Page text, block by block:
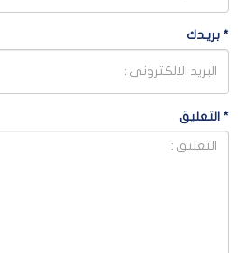
* بريـدك
* التعليق